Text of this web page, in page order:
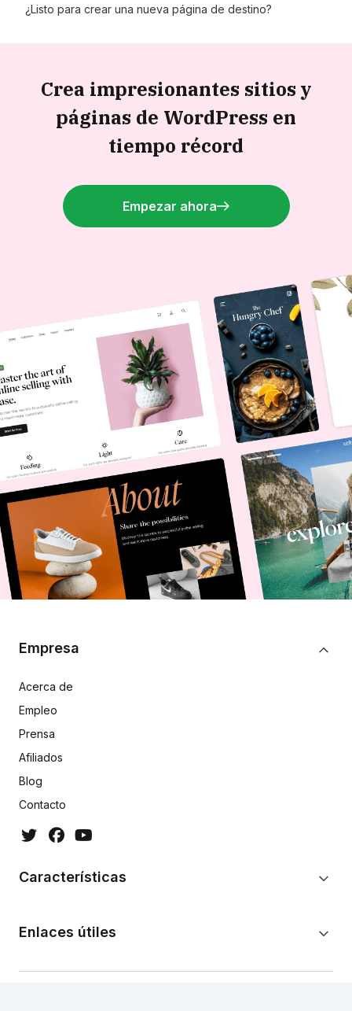
¿Listo para crear una nueva página de destino?
Crea impresionantes sitios y
páginas de WordPress en
tiempo récord
Empezar ahora
Empresa
Acerca de
Empleo
Prensa
Afiliados
Blog
Contacto
Características
Enlaces útiles